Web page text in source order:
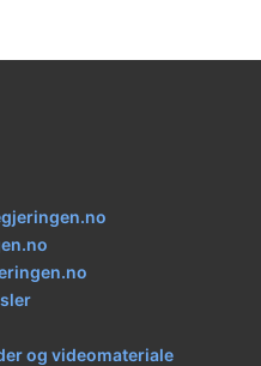
og videomateriale